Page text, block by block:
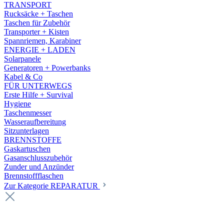
TRANSPORT
Rucksäcke + Taschen
Taschen für Zubehör
Transporter + Kisten
Spannriemen, Karabiner
ENERGIE + LADEN
Solarpanele
Generatoren + Powerbanks
Kabel & Co
FÜR UNTERWEGS
Erste Hilfe + Survival
Hygiene
Taschenmesser
Wasseraufbereitung
Sitzunterlagen
BRENNSTOFFE
Gaskartuschen
Gasanschlusszubehör
Zunder und Anzünder
Brennstoffflaschen
Zur Kategorie REPARATUR